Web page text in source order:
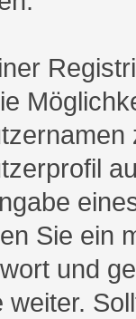
Sie ein
und
weiter.